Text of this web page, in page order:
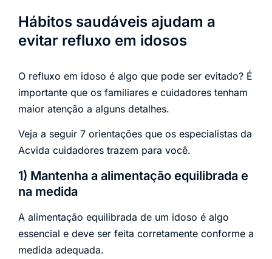
Hábitos saudáveis ajudam a
evitar refluxo em idosos
O refluxo em idoso é algo que pode ser evitado? É
importante que os familiares e cuidadores tenham
maior atenção a alguns detalhes.
Veja a seguir 7 orientações que os especialistas da
Acvida cuidadores trazem para você.
1) Mantenha a alimentação equilibrada e
na medida
A alimentação equilibrada de um idoso é algo
essencial e deve ser feita corretamente conforme a
medida adequada.